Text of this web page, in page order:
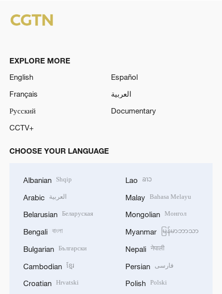
EXPLORE MORE
English
Español
Français
العربية
Русский
Documentary
CCTV+
CHOOSE YOUR LANGUAGE
Albanian Shqip
Arabic العربية
Belarusian Беларуская
Bengali বাংলা
Bulgarian Български
Cambodian ខ្មែរ
Croatian Hrvatski
Lao ລາວ
Malay Bahasa Melayu
Mongolian Монгол
Myanmar မြန်မာဘာသာ
Nepali नेपाली
Persian فارسی
Polish Polski